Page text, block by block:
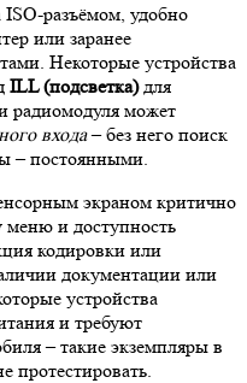
разъёмом, удобно
или заранее
Некоторые устройства
ILL (подсветка)для
радиомодуля может
входа– без него поиск
– постоянными.
экраном критично
меню и доступность
кодировки или
документации или
устройства
и требуют
– такие экземпляры в
протестировать.